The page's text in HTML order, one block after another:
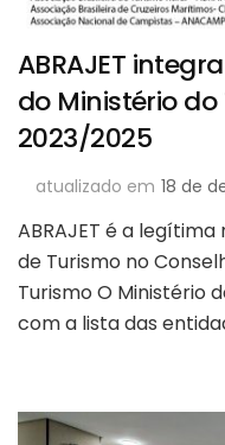
ABRAJET
do Ministério
2023/2025
atualizado em 18 de
ABRAJET é a
de Turismo no
Turismo O Ministério
com a lista das